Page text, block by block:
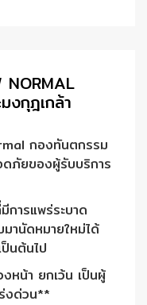
NORMAL
งกุฎเกล้า
กองทันตกรรม
ดภัยของผู้รับบริการ
การแพร่ระบาด
านัดหมายใหม่ได้
นต้นไป
หน้า ยกเว้น เป็นผู้
งด่วน**